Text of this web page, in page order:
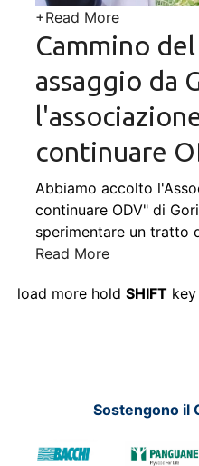
+Read More
Cammino
assaggio da
continuare
Abbiamo accolto
continuare ODV" di
sperimentare un tratto
Read More
load more holdSHIFT
Sostengono il